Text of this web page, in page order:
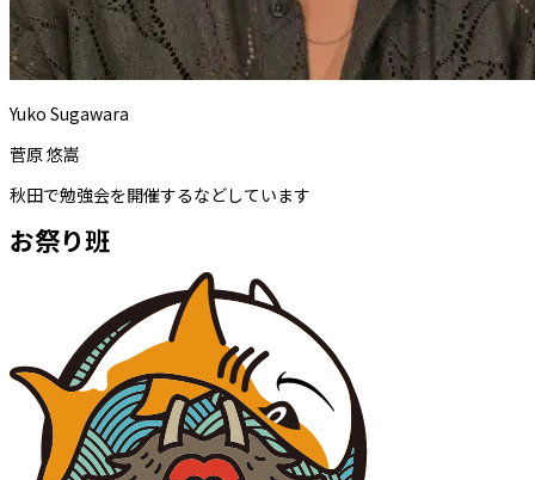
Yuko Sugawara
菅原 悠嵩
秋田で勉強会を開催するなどしています
お祭り班